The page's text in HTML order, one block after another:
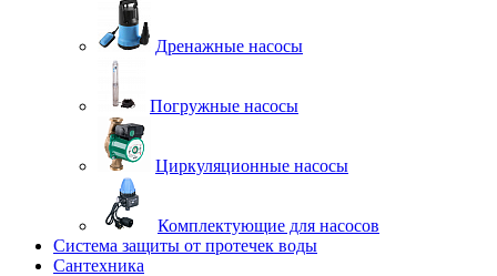
Дренажные насосы
Погружные насосы
Циркуляционные насосы
Комплектующие для насосов
Система защиты от протечек воды
Сантехника